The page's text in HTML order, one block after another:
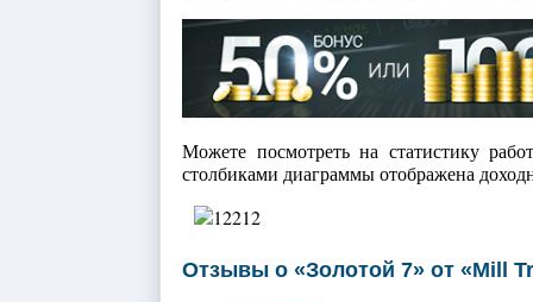
Можете посмотреть на статистику
столбиками диаграммы отображена
Отзывы о «Золотой 7» от «Mill